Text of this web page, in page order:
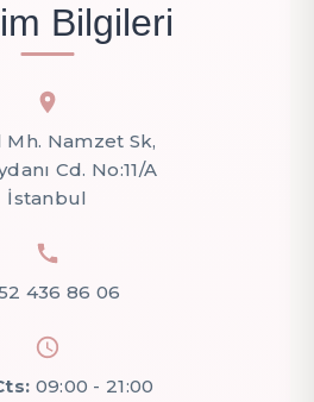
Bilgileri
Mh. Namzet Sk,
Cd. No:11/A
İstanbul
436 86 06
09:00 - 21:00